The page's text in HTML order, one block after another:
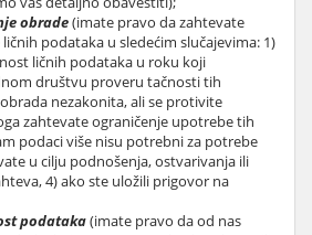
obrade(imate pravo da zahtevate
podataka u sledećim slučajevima: 1)
ličnih podataka u roku koji
društvu proveru tačnosti tih
nezakonita, ali se protivite
zahtevate ograničenje upotrebe tih
podaci više nisu potrebni za potrebe
u cilju podnošenja, ostvarivanja ili
4) ako ste uložili prigovor na
podataka(imate pravo da od nas